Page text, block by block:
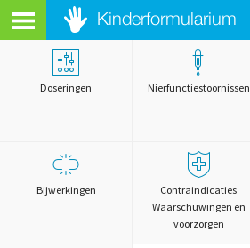
Doseringen Nierfunctiestoornissen
Bijwerkingen
Contraindicaties
Waarschuwingen en
voorzorgen